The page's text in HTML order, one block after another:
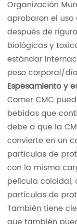
Organización
aprobaron el uso
después de
biológicas y
estándar
peso corporal/
Espesamiento y
Comer CMC
bebidas que
debe a que la
convierte en un
partículas de
con la misma
película coloidal,
partículas de
También tiene